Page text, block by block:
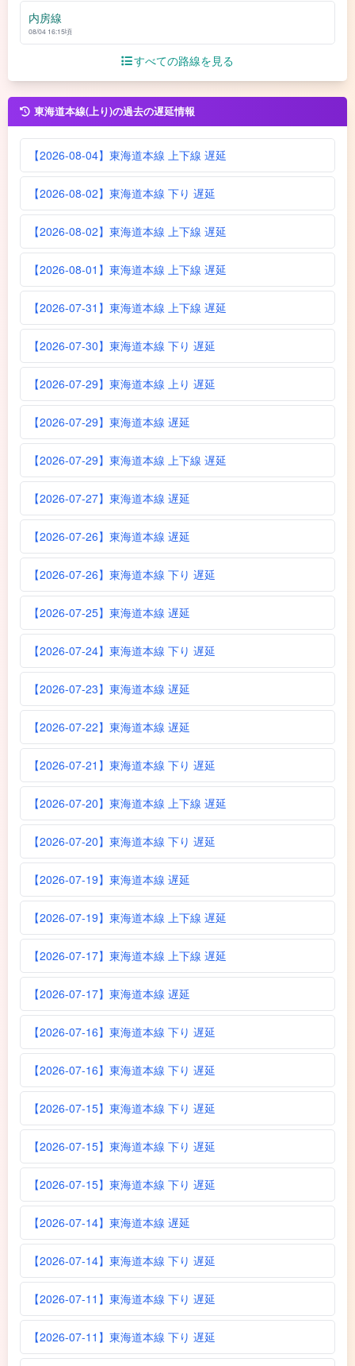
内房線
08/04 16:15頃
すべての路線を見る
東海道本線(上り)の過去の遅延情報
【2026-08-04】東海道本線 上下線 遅延
【2026-08-02】東海道本線 下り 遅延
【2026-08-02】東海道本線 上下線 遅延
【2026-08-01】東海道本線 上下線 遅延
【2026-07-31】東海道本線 上下線 遅延
【2026-07-30】東海道本線 下り 遅延
【2026-07-29】東海道本線 上り 遅延
【2026-07-29】東海道本線 遅延
【2026-07-29】東海道本線 上下線 遅延
【2026-07-27】東海道本線 遅延
【2026-07-26】東海道本線 遅延
【2026-07-26】東海道本線 下り 遅延
【2026-07-25】東海道本線 遅延
【2026-07-24】東海道本線 下り 遅延
【2026-07-23】東海道本線 遅延
【2026-07-22】東海道本線 遅延
【2026-07-21】東海道本線 下り 遅延
【2026-07-20】東海道本線 上下線 遅延
【2026-07-20】東海道本線 下り 遅延
【2026-07-19】東海道本線 遅延
【2026-07-19】東海道本線 上下線 遅延
【2026-07-17】東海道本線 上下線 遅延
【2026-07-17】東海道本線 遅延
【2026-07-16】東海道本線 下り 遅延
【2026-07-16】東海道本線 下り 遅延
【2026-07-15】東海道本線 下り 遅延
【2026-07-15】東海道本線 下り 遅延
【2026-07-15】東海道本線 下り 遅延
【2026-07-14】東海道本線 遅延
【2026-07-14】東海道本線 下り 遅延
【2026-07-11】東海道本線 下り 遅延
【2026-07-11】東海道本線 下り 遅延